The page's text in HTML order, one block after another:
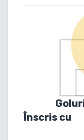
Înscris cu